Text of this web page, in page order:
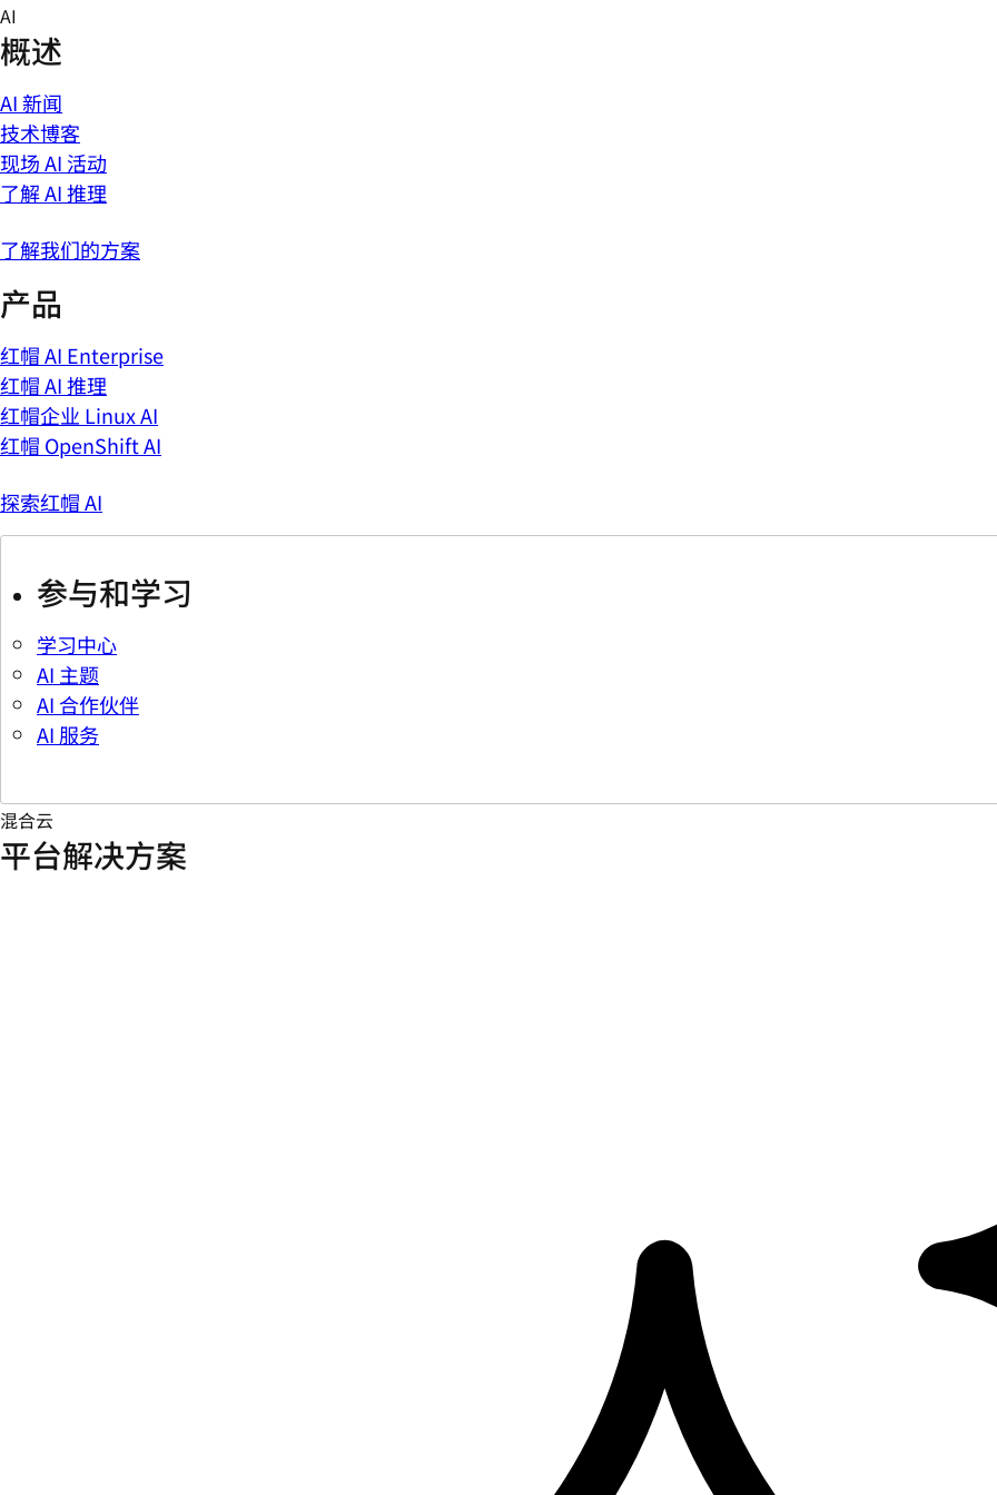
Skip
to
content
AI
概述
AI 新闻
技术博客
现场 AI 活动
了解 AI 推理
了解我们的方案
产品
红帽 AI Enterprise
红帽 AI 推理
红帽企业 Linux AI
红帽 OpenShift AI
探索红帽 AI
参与和学习
学习中心
AI 主题
AI 合作伙伴
AI 服务
混合云
平台解决方案